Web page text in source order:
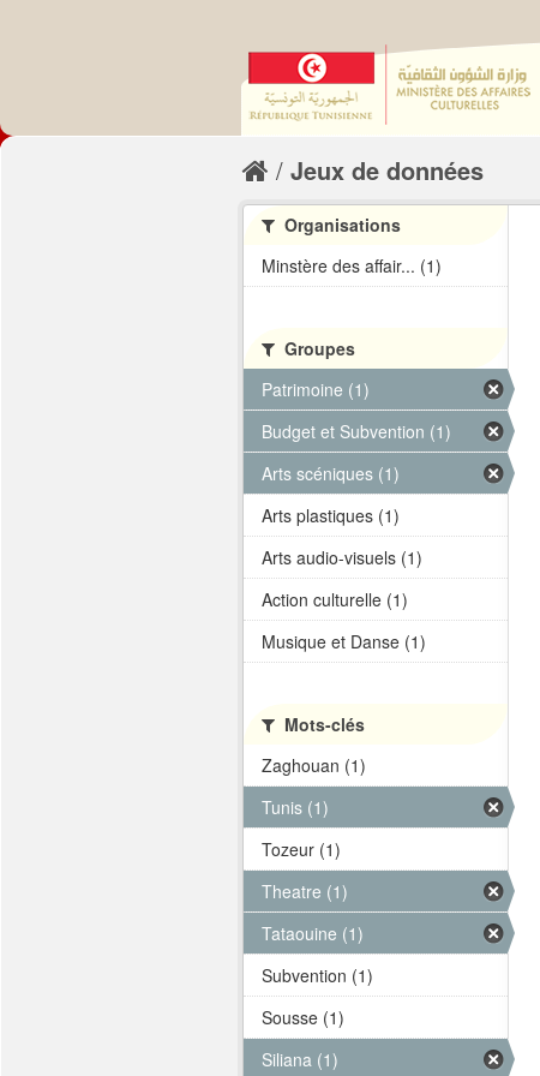
Jeux de données
Organisations
Minstère des affair... (1)
Groupes
Patrimoine (1)
Budget et Subvention (1)
Arts scéniques (1)
Arts plastiques (1)
Arts audio-visuels (1)
Action culturelle (1)
Musique et Danse (1)
Mots-clés
Zaghouan (1)
Tunis (1)
Tozeur (1)
Theatre (1)
Tataouine (1)
Subvention (1)
Sousse (1)
Siliana (1)